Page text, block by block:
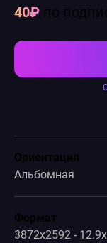
40₽по
Ориентация
Альбомная
Формат
3872x2592 -